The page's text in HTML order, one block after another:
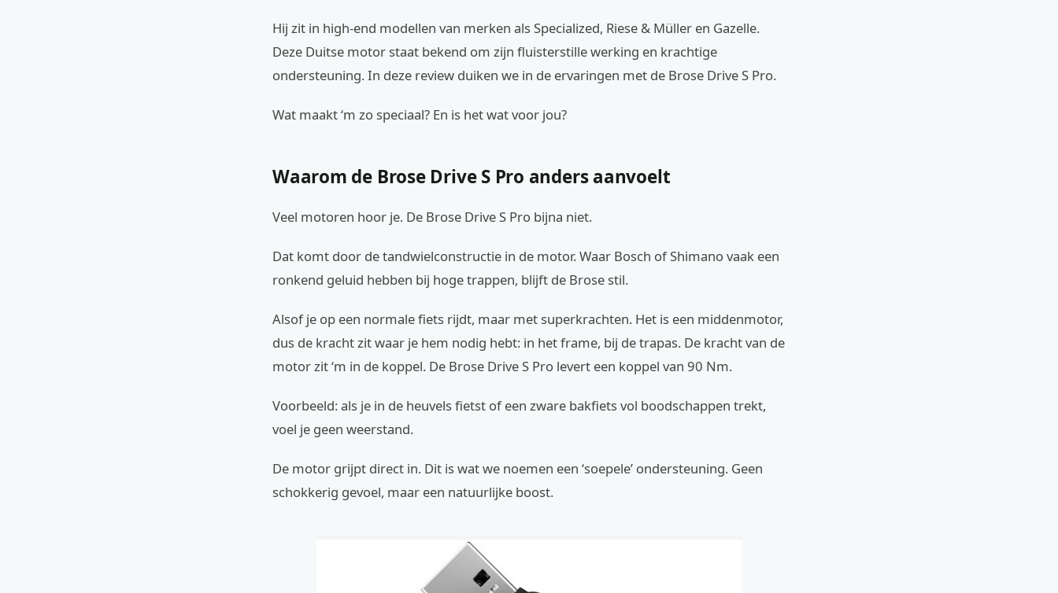
Hij zit in high-end modellen van merken als Specialized, Riese & Müller en Gazelle.
Deze Duitse motor staat bekend om zijn fluisterstille werking en krachtige
ondersteuning. In deze review duiken we in de ervaringen met de Brose Drive S Pro.
Wat maakt ‘m zo speciaal? En is het wat voor jou?
Waarom de Brose Drive S Pro anders aanvoelt
Veel motoren hoor je. De Brose Drive S Pro bijna niet.
Dat komt door de tandwielconstructie in de motor. Waar Bosch of Shimano vaak een
ronkend geluid hebben bij hoge trappen, blijft de Brose stil.
Alsof je op een normale fiets rijdt, maar met superkrachten. Het is een middenmotor,
dus de kracht zit waar je hem nodig hebt: in het frame, bij de trapas. De kracht van de
motor zit ‘m in de koppel. De Brose Drive S Pro levert een koppel van 90 Nm.
Voorbeeld: als je in de heuvels fietst of een zware bakfiets vol boodschappen trekt,
voel je geen weerstand.
De motor grijpt direct in. Dit is wat we noemen een ‘soepele’ ondersteuning. Geen
schokkerig gevoel, maar een natuurlijke boost.